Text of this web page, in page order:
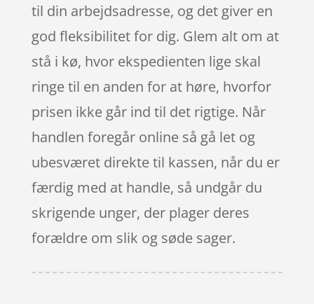
til din arbejdsadresse, og det giver en
god fleksibilitet for dig. Glem alt om at
stå i kø, hvor ekspedienten lige skal
ringe til en anden for at høre, hvorfor
prisen ikke går ind til det rigtige. Når
handlen foregår online så gå let og
ubesværet direkte til kassen, når du er
færdig med at handle, så undgår du
skrigende unger, der plager deres
forældre om slik og søde sager.